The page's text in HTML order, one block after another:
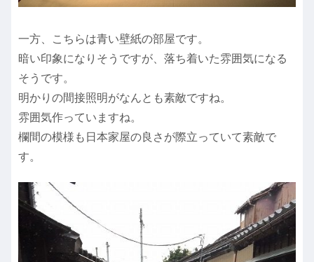
一方、こちらは青い壁紙の部屋です。
暗い印象になりそうですが、落ち着いた雰囲気になる
そうです。
明かりの間接照明がなんとも素敵ですね。
雰囲気作っていますね。
欄間の模様も日本家屋の良さが際立っていて素敵で
す。